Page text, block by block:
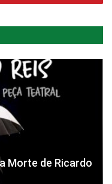
Morte de Ricardo